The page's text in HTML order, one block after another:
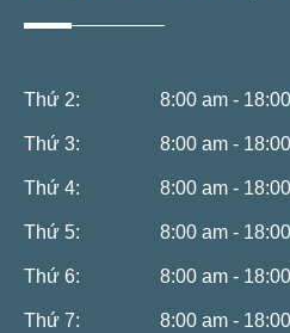
Thứ 2: 8:00 am -
Thứ 3: 8:00 am -
Thứ 4: 8:00 am -
Thứ 5: 8:00 am -
Thứ 6: 8:00 am -
Thứ 7: 8:00 am -